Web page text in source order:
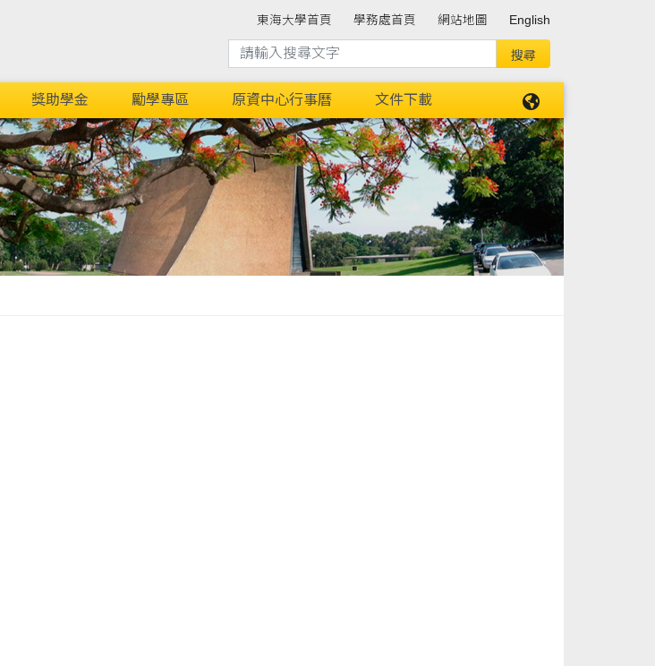
東海大學首頁 學務處首頁 網站地圖 English
獎助學金 勵學專區 原資中心行事曆 文件下載